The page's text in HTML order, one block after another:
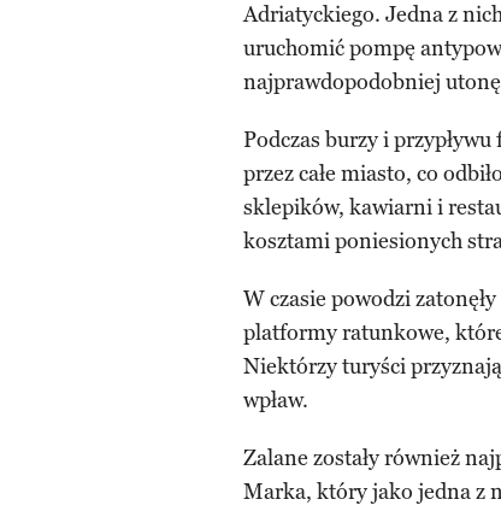
Adriatyckiego. Jedna z
uruchomić pompę
najprawdopodobniej
Podczas burzy i
przez całe miasto, co
sklepików, kawiarni i
kosztami poniesionych
W czasie powodzi
platformy ratunkowe,
Niektórzy turyści
wpław.
Zalane zostały również
Marka, który jako jedna z